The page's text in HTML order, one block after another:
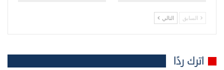
السابق التالي
اترك ردًا